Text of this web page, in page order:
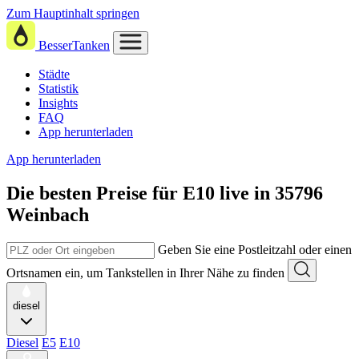
Zum Hauptinhalt springen
BesserTanken
Städte
Statistik
Insights
FAQ
App herunterladen
App herunterladen
Die besten Preise für E10 live in 35796
Weinbach
Geben Sie eine Postleitzahl oder einen
Ortsnamen ein, um Tankstellen in Ihrer Nähe zu finden
diesel
Diesel E5 E10